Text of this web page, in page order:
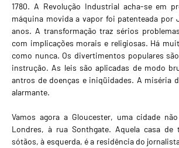
1780. A Revolução Industrial acha-se em
máquina movida a vapor foi patenteada por
anos. A transformação traz sérios
com implicações morais e religiosas. Há
como nunca. Os divertimentos populares
instrução. As leis são aplicadas de modo
antros de doenças e iniqüidades. A miséria
alarmante.
Vamos agora a Gloucester, uma cidade
Londres, à rua Sonthgate. Aquela casa de
sótãos, à esquerda, é a residência do